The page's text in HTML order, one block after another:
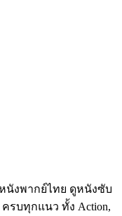
นังพากย์ไทย ดูหนังซับ
รบทุกแนว ทั้ง Action,